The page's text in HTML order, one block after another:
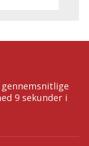
9 sekunder i